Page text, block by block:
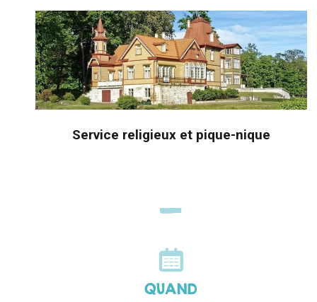
Service religieux et pique-nique
QUAND